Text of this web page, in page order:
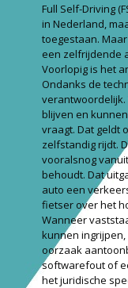
Full Self-Driving
in Nederland,
toegestaan.
een zelfrijdende
Voorlopig is het
Ondanks de
verantwoordelijk.
blijven en
vraagt. Dat geldt
zelfstandig rijdt.
vooralsnog
behoudt. Dat
auto een
fietser over het
Wanneer
kunnen
oorzaak
softwarefout of
het juridische